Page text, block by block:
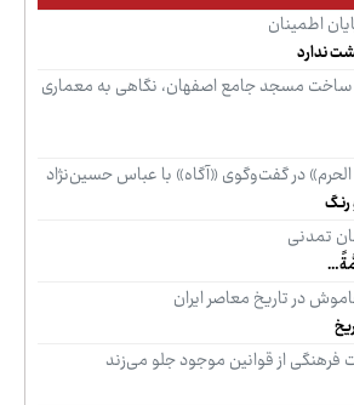
اطمینان
ندارد
ساخت مسجد جامع اصفهان، نگاهی به معماری
در گفت‌وگوی «آگاه» با عباس حسین‌نژاد
تمدنی
در تاریخ معاصر ایران
از قوانین موجود جلو می‌زند